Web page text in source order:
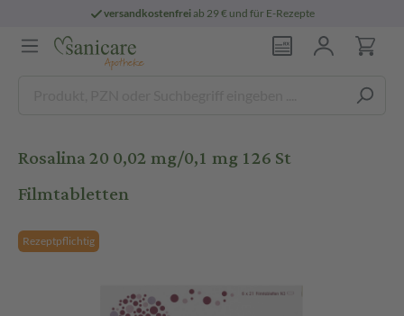
versandkostenfreiab 29 € und für E-Rezepte
Rosalina 20 0,02 mg/0,1 mg 126 St
Filmtabletten
Rezeptpflichtig